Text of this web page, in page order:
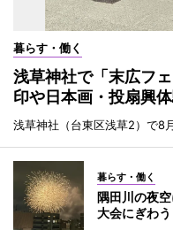
暮らす・働く
浅草神社で「末広フ
印や日本画・投扇興
浅草神社（台東区浅草2）で8
暮らす・働く
隅田川の夜
大会にぎわう